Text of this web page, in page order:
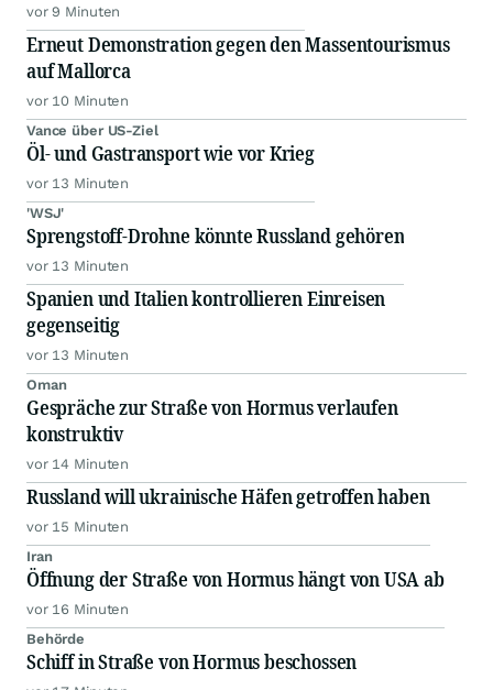
vor 9 Minuten
Erneut Demonstration gegen den Massentourismus
auf Mallorca
vor 10 Minuten
Vance über US-Ziel
Öl- und Gastransport wie vor Krieg
vor 13 Minuten
'WSJ'
Sprengstoff-Drohne könnte Russland gehören
vor 13 Minuten
Spanien und Italien kontrollieren Einreisen
gegenseitig
vor 13 Minuten
Oman
Gespräche zur Straße von Hormus verlaufen
konstruktiv
vor 14 Minuten
Russland will ukrainische Häfen getroffen haben
vor 15 Minuten
Iran
Öffnung der Straße von Hormus hängt von USA ab
vor 16 Minuten
Behörde
Schiff in Straße von Hormus beschossen